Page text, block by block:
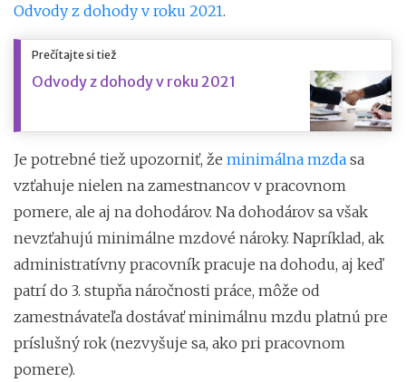
Odvody z dohody v roku 2021.
Prečítajte si tiež
Odvody z dohody v roku 2021
Je potrebné tiež upozorniť, že minimálna mzda sa
vzťahuje nielen na zamestnancov v pracovnom
pomere, ale aj na dohodárov. Na dohodárov sa však
nevzťahujú minimálne mzdové nároky. Napríklad, ak
administratívny pracovník pracuje na dohodu, aj keď
patrí do 3. stupňa náročnosti práce, môže od
zamestnávateľa dostávať minimálnu mzdu platnú pre
príslušný rok (nezvyšuje sa, ako pri pracovnom
pomere).